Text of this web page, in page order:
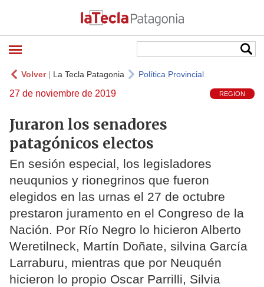
Volver| La Tecla Patagonia Política Provincial
27 de noviembre de 2019 REGION
Juraron los senadores
patagónicos electos
En sesión especial, los legisladores
neuqunios y rionegrinos que fueron
elegidos en las urnas el 27 de octubre
prestaron juramento en el Congreso de la
Nación. Por Río Negro lo hicieron Alberto
Weretilneck, Martín Doñate, silvina García
Larraburu, mientras que por Neuquén
hicieron lo propio Oscar Parrilli, Silvia